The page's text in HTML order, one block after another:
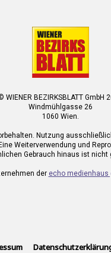
WIENER BEZIRKSBLATT GmbH
Windmühlgasse 26
1060 Wien.
Nutzung
Weiterverwendung und
Gebrauch hinaus ist nicht
der echo medienhaus